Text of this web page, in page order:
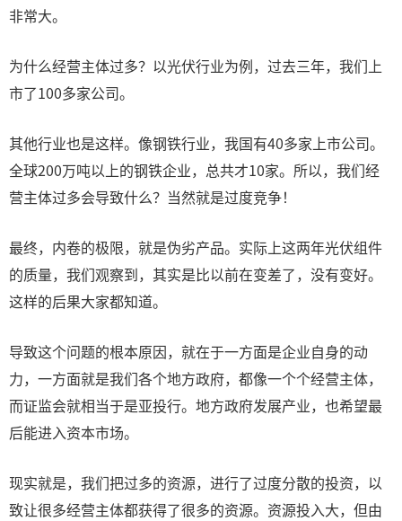
非常大。
为什么经营主体过多？以光伏行业为例，过去三年，我们上
市了100多家公司。
其他行业也是这样。像钢铁行业，我国有40多家上市公司。
全球200万吨以上的钢铁企业，总共才10家。所以，我们经
营主体过多会导致什么？当然就是过度竞争！
最终，内卷的极限，就是伪劣产品。实际上这两年光伏组件
的质量，我们观察到，其实是比以前在变差了，没有变好。
这样的后果大家都知道。
导致这个问题的根本原因，就在于一方面是企业自身的动
力，一方面就是我们各个地方政府，都像一个个经营主体，
而证监会就相当于是亚投行。地方政府发展产业，也希望最
后能进入资本市场。
现实就是，我们把过多的资源，进行了过度分散的投资，以
致让很多经营主体都获得了很多的资源。资源投入大，但由